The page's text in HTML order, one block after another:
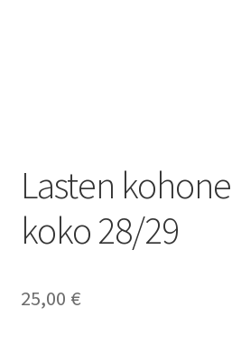
Lasten
koko 28/29
25,00 €